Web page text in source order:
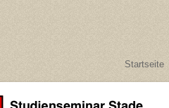
Startseite